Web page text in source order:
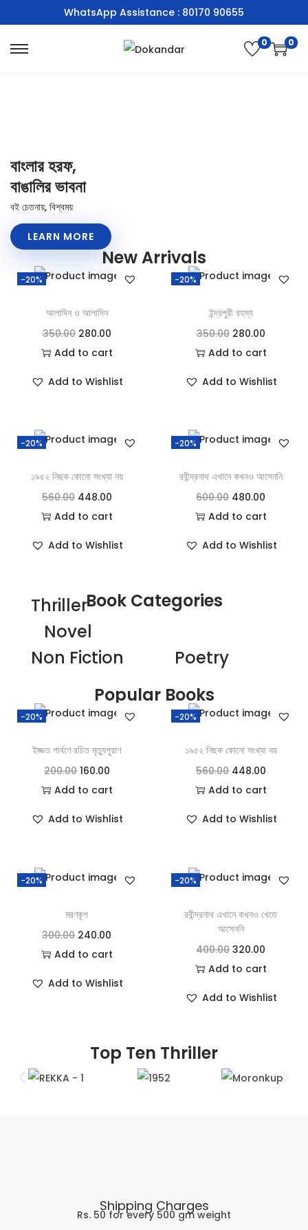
WhatsApp Assistance : 80170 90655
0 0
বাংলার হরফ,
বাঙালির ভাবনা
বই চেতনায়, বিশ্বময়
LEARN MORE
New Arrivals
-20%
আলাদিন ও আলাদিন
350.00 280.00
Add to cart
Add to Wishlist
-20%
ইন্দ্রপুরী রহস্য
350.00 280.00
Add to cart
Add to Wishlist
-20%
১৯৫২ নিছক কোনো সংখ্যা নয়
560.00 448.00
Add to cart
Add to Wishlist
-20%
রবীন্দ্রনাথ এখানে কখনও আসেননি
600.00 480.00
Add to cart
Add to Wishlist
Book Categories
Thriller
Novel
Non Fiction
Poetry
Popular Books
-20%
ইজ্জত পার্বণে রচিত মৃত্যুপুরাণ
200.00 160.00
Add to cart
Add to Wishlist
-20%
১৯৫২ নিছক কোনো সংখ্যা নয়
560.00 448.00
Add to cart
Add to Wishlist
-20%
মরণকূপ
300.00 240.00
Add to cart
Add to Wishlist
-20%
রবীন্দ্রনাথ এখানে কখনও খেতে
আসেননি
400.00 320.00
Add to cart
Add to Wishlist
Top Ten Thriller
Shipping Charges
Rs. 50 for every 500 gm weight